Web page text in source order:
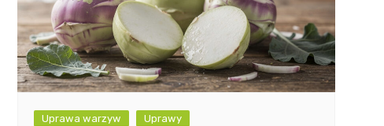
Uprawa warzyw Uprawy